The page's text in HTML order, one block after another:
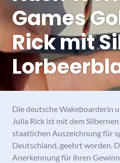
Games
Rick mit
Die deutsche Wakeboarderin
Julia Rick ist mit dem
staatlichen Auszeichnung für
Deutschland, geehrt worden.
Anerkennung für ihren